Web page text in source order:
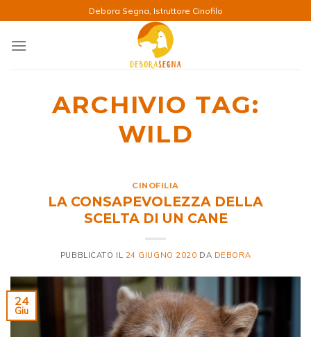
ai
contenuti
Debora Segna, Istruttore Cinofilo
ARCHIVIO TAG:
WILD
CINOFILIA
LA CONSAPEVOLEZZA DELLA
SCELTA DI UN CANE
PUBBLICATO IL 24 GIUGNO 2020 DA DEBORA
24
Giu